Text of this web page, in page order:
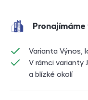
Pronajímáme
Varianta Výnos,
V rámci varianty
a blízké okolí